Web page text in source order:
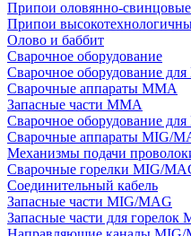
Припои оловянно-свинцовые
Припои
Олово и баббит
Сварочное оборудование
Сварочное оборудование
Сварочные аппараты MMA
Запасные части MMA
Сварочное оборудование
Сварочные аппараты MIG/
Механизмы подачи
Сварочные горелки MIG/
Соединительный кабель
Запасные части MIG/MAG
Запасные части для горелок